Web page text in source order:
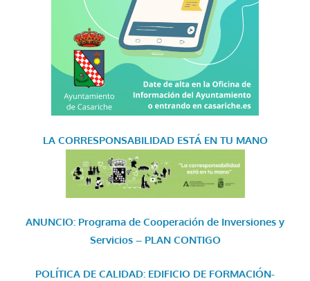
LA CORRESPONSABILIDAD ESTÁ EN TU MANO
ANUNCIO: Programa de Cooperación de Inversiones y
Servicios – PLAN CONTIGO
POLÍTICA DE CALIDAD: EDIFICIO DE FORMACIÓN-